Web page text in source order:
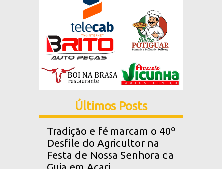
Últimos Posts
Tradição e fé marcam o 40º
Desfile do Agricultor na
Festa de Nossa Senhora da